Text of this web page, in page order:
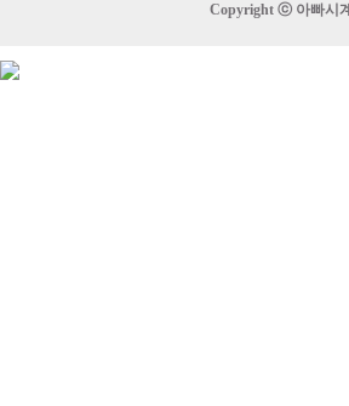
Copyright ⓒ 아빠시계